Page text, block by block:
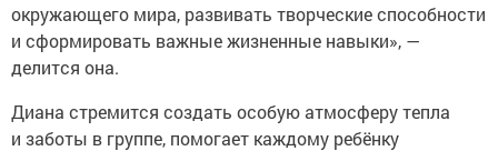
окружающего мира, развивать творческие способности
и сформировать важные жизненные навыки», —
делится она.
Диана стремится создать особую атмосферу тепла
и заботы в группе, помогает каждому ребёнку